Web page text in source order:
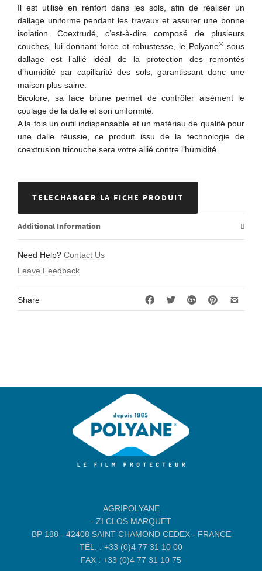
Il est utilisé en renfort dans les sols, afin de réaliser un
dallage uniforme pendant les travaux et assurer une bonne
isolation. Coextrudé, c’est-à-dire composé de plusieurs
couches, lui donnant force et robustesse, le Polyane® sous
dallage est l’allié idéal de la protection des remontés
d’humidité par capillarité des sols, garantissant donc une
maison plus saine.
Bicolore, sa face brune permet de contrôler aisément le
coulage de la dalle et son uniformité.
A la fois un outil indispensable et un matériau de qualité pour
une dalle réussie, ce produit issu de la technologie de
coextrusion tricouche sera votre allié contre l’humidité.
TELECHARGER LA FICHE PRODUIT
Additional Information
Need Help? Contact Us
Leave Feedback
Share
AGRIPOLYANE
- ZI CLOS MARQUET
BP 188 - 42408 SAINT CHAMOND CEDEX - FRANCE
TÉL. : +33 (0)4 77 31 10 00
FAX : +33 (0)4 77 31 10 75